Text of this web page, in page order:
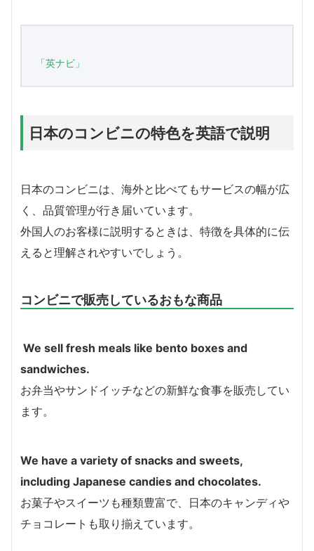
「英ナビ」
日本のコンビニの特色を英語で説明
日本のコンビニは、海外と比べてもサービスの幅が広
く、品質管理が行き届いています。
外国人のお客様に説明するときは、特徴を具体的に伝
えると理解されやすいでしょう。
コンビニで販売しているおもな商品
We sell fresh meals like bento boxes and
sandwiches.
お弁当やサンドイッチなどの新鮮な食事を販売してい
ます。
We have a variety of snacks and sweets,
including Japanese candies and chocolates.
お菓子やスイーツも種類豊富で、日本のキャンディや
チョコレートも取り揃えています。